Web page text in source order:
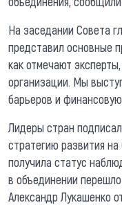
На заседании Совета
представил основные
как отмечают
организации. Мы
барьеров и
Лидеры стран
стратегию развития
получила статус
в объединении
Александр Лукашенко